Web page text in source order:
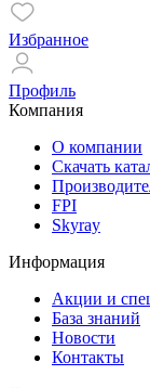
Избранное
Профиль
Компания
О компании
Скачать
FPI
Skyray
Информация
Акции и
База знаний
Новости
Контакты